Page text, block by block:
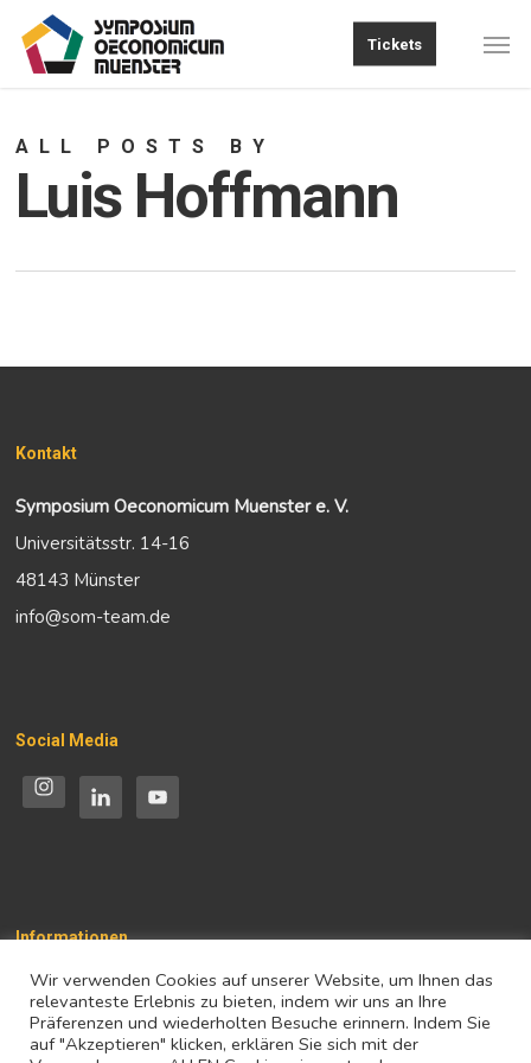
Tickets
ALL POSTS BY
Luis Hoffmann
Kontakt
Symposium Oeconomicum Muenster e. V.
Universitätsstr. 14-16
48143 Münster
info@som-team.de
Social Media
Informationen
Impressum
Datenschutz
Wir verwenden Cookies auf unserer Website, um Ihnen das
relevanteste Erlebnis zu bieten, indem wir uns an Ihre
Präferenzen und wiederholten Besuche erinnern. Indem Sie
auf "Akzeptieren" klicken, erklären Sie sich mit der